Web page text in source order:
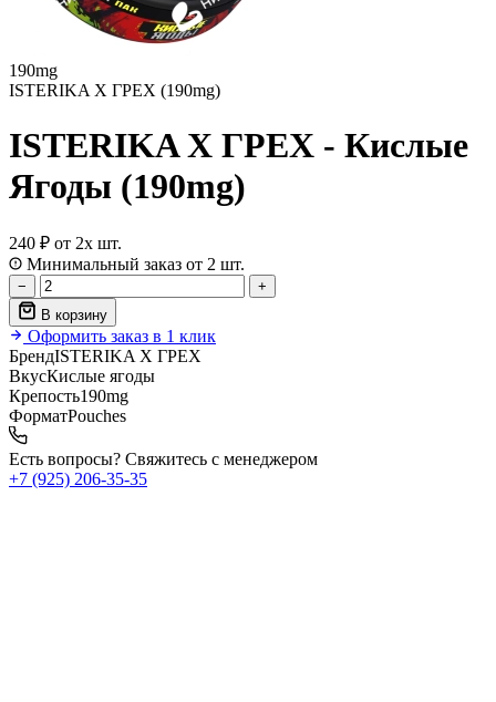
190mg
ISTERIKA X ГРЕХ (190mg)
ISTERIKA X ГРЕХ - Кислые
Ягоды (190mg)
240 ₽ от 2х шт.
Минимальный заказ от 2 шт.
−
+
В корзину
Оформить заказ в 1 клик
БрендISTERIKA X ГРЕХ
ВкусКислые ягоды
Крепость190mg
ФорматPouches
Есть вопросы? Свяжитесь с менеджером
+7 (925) 206‑35‑35